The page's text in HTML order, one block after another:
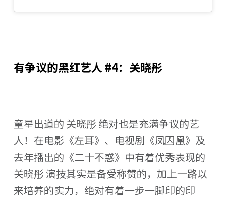
有争议的黑红艺人 #4：关晓彤
童星出道的 关晓彤 绝对也是充满争议的艺
人！在电影《左耳》、电视剧《凤囚凰》及
去年播出的《二十不惑》中有着优秀表现的
关晓彤 演技其实是备受称赞的，加上一路以
来培养的实力，绝对有着一步一脚印的印